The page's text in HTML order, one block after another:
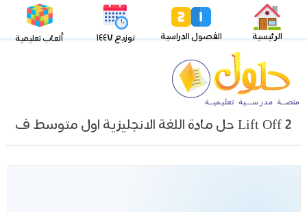
الرئيسية الفصول الدراسية توزيع ١٤٤٧ ألعاب تعليمية
Lift Off 2 حل مادة اللغة الانجليزية اول متوسط ف